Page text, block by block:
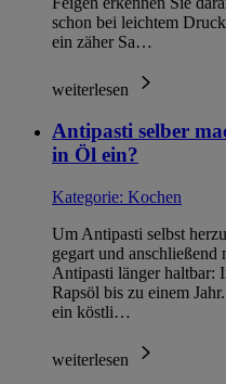
schon bei leichtem
ein zäher Sa…
weiterlesen
Antipasti selber
in Öl ein?
Kategorie: Kochen
Um Antipasti selbst
gegart und
Antipasti länger haltbar:
Rapsöl bis zu einem
ein köstli…
weiterlesen